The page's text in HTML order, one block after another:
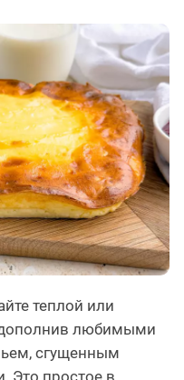
теплой или
любимыми
сгущенным
Это простое в